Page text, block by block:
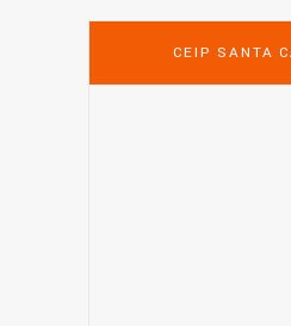
CEIP SANTA